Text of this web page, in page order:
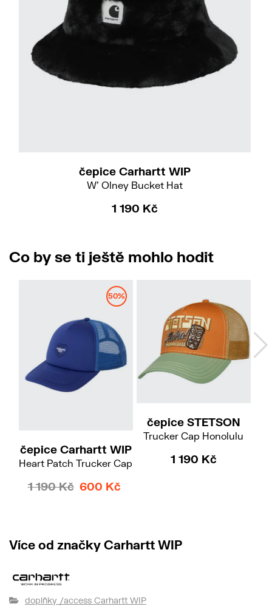
čepice Carhartt WIP
W' Olney Bucket Hat
1 190 Kč
Co by se ti ještě mohlo hodit
50%
čepice Carhartt WIP
Heart Patch Trucker Cap
1 190 Kč 600 Kč
čepice STETSON
Trucker Cap Honolulu
1 190 Kč
Více od značky Carhartt WIP
doplňky /access Carhartt WIP